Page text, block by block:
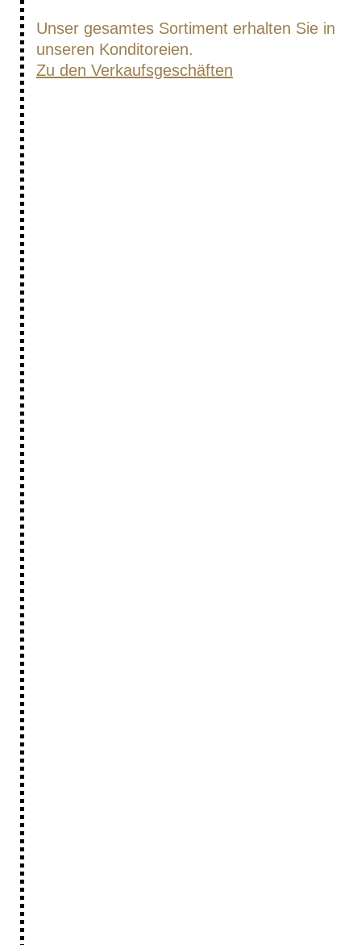
Unser gesamtes Sortiment erhalten Sie in
unseren Konditoreien.
Zu den Verkaufsgeschäften